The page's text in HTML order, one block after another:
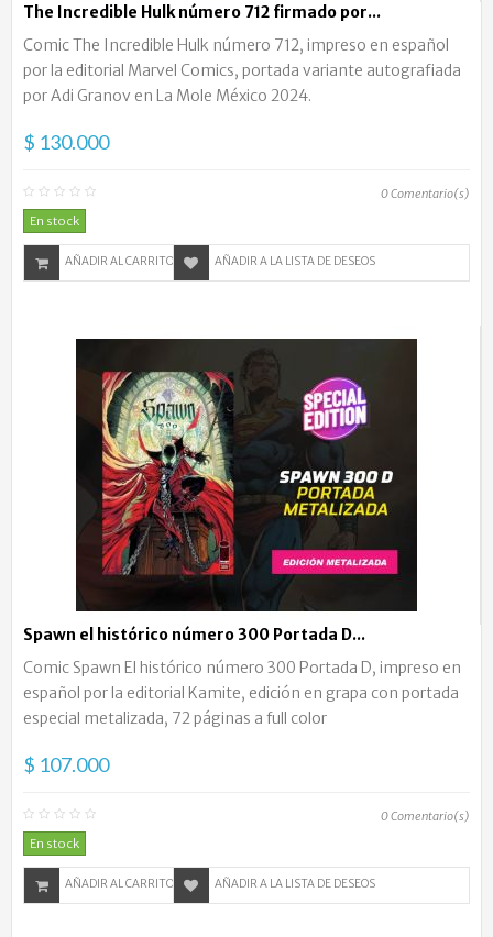
The Incredible Hulk número 712 firmado por...
Comic The Incredible Hulk número 712, impreso en español
por la editorial Marvel Comics, portada variante autografiada
por Adi Granov en La Mole México 2024.
$ 130.000
0Comentario(s)
En stock
AÑADIR AL CARRITO AÑADIR A LA LISTA DE DESEOS
Spawn el histórico número 300 Portada D...
Comic Spawn El histórico número 300 Portada D, impreso en
español por la editorial Kamite, edición en grapa con portada
especial metalizada, 72 páginas a full color
$ 107.000
0Comentario(s)
En stock
AÑADIR AL CARRITO AÑADIR A LA LISTA DE DESEOS